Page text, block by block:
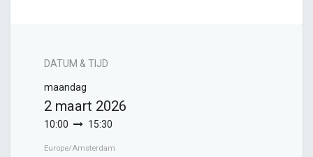
DATUM & TIJD
maandag
2 maart 2026
10:00 15:30
Europe/Amsterdam